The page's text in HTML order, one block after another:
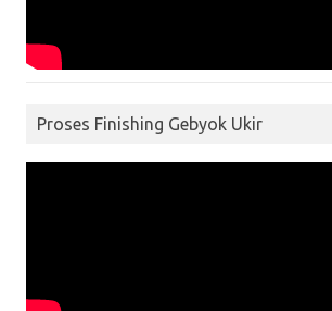
Proses Finishing Gebyok Ukir